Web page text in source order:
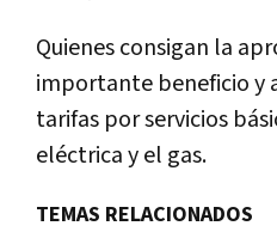
Quienes consigan la
importante beneficio y
tarifas por servicios
eléctrica y el gas.
TEMAS RELACIONADOS